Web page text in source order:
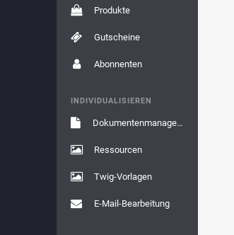
Produkte
Gutscheine
Abonnenten
INDIVIDUALISIEREN
Dokumentenmanagement
Ressourcen
Twig-Vorlagen
E-Mail-Bearbeitung